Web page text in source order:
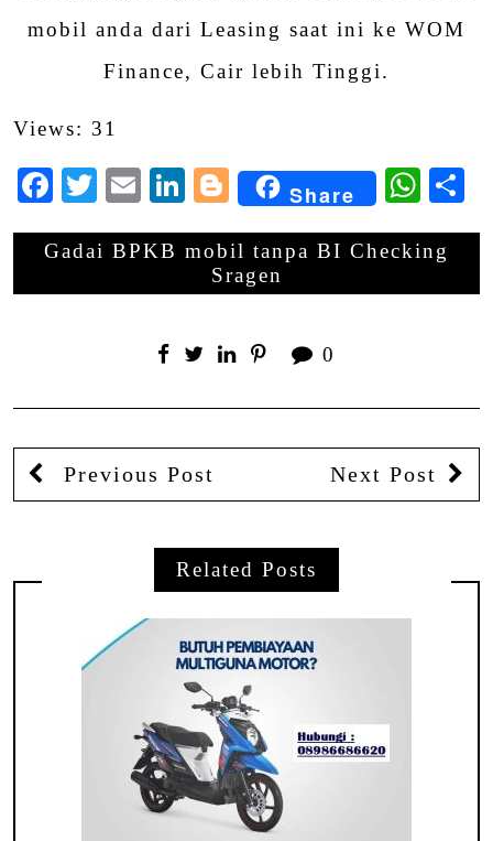
mobil anda dari Leasing saat ini ke WOM
Finance, Cair lebih Tinggi.
Views: 31
Facebook
Twitter
EmailLinkedIn
Blogger
Share
Gadai BPKB mobil tanpa BI Checking
Sragen
0
Previous Post Next Post
Related Posts